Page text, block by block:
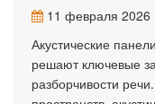
11 февраля 2026
Акустические
решают ключевые
разборчивости